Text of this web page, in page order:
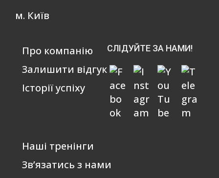
м. Київ
Про компанію
Залишити відгук
Історії успіху
СЛІДУЙТЕ ЗА НАМИ!
Наші тренінги
Зв’язатись з нами